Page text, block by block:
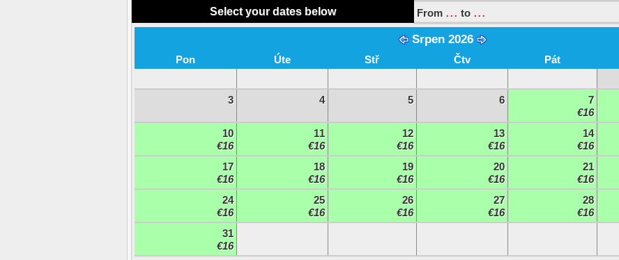
Select your dates below
From ... to ...
Srpen 2026
Pon Úte Stř Čtv Pát
3
4 5 6
7
€16
10
€16
11
€16
12
€16
13
€16
14
€16
17
€16
18
€16
19
€16
20
€16
21
€16
24
€16
25
€16
26
€16
27
€16
28
€16
31
€16